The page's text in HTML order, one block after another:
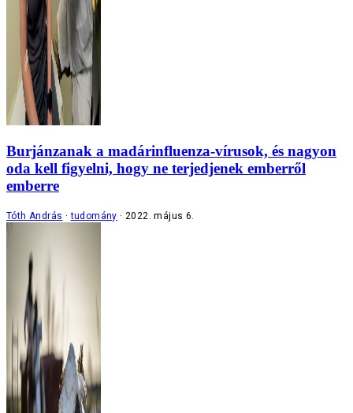
Burjánzanak a madárinfluenza-vírusok, és nagyon
oda kell figyelni, hogy ne terjedjenek emberről
emberre
Tóth András tudomány 2022. május 6.